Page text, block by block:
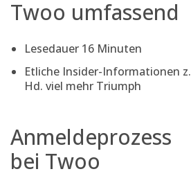
Twoo umfassend
Lesedauer 16 Minuten
Etliche Insider-Informationen z.
Hd. viel mehr Triumph
Anmeldeprozess
bei Twoo